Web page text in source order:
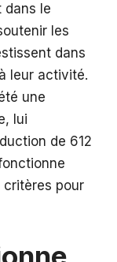
dans le
les
dans
leur activité.
une
lui
de 612
pour